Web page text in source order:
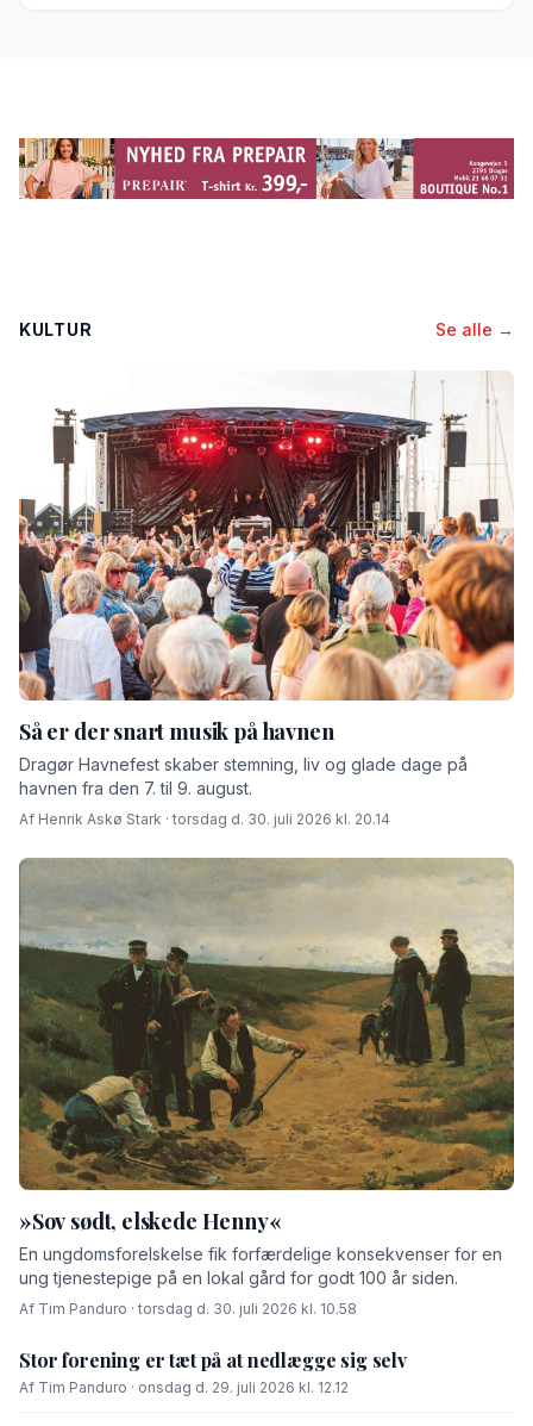
KULTUR Se alle →
Så er der snart musik på havnen
Dragør Havnefest skaber stemning, liv og glade dage på
havnen fra den 7. til 9. august.
Af Henrik Askø Stark · torsdag d. 30. juli 2026 kl. 20.14
»Sov sødt, elskede Henny«
En ungdomsforelskelse fik forfærdelige konsekvenser for en
ung tjenestepige på en lokal gård for godt 100 år siden.
Af Tim Panduro · torsdag d. 30. juli 2026 kl. 10.58
Stor forening er tæt på at nedlægge sig selv
Af Tim Panduro · onsdag d. 29. juli 2026 kl. 12.12